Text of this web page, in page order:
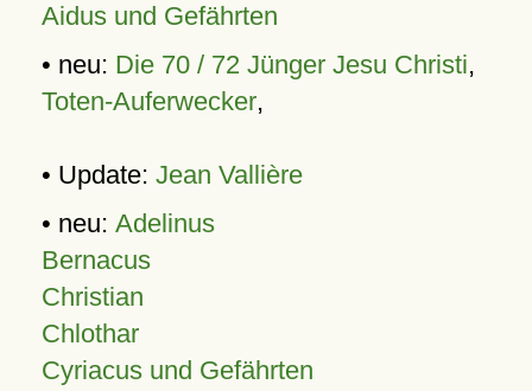
Aidus und Gefährten
• neu: Die 70 / 72 Jünger Jesu Christi,
Toten-Auferwecker,
• Update: Jean Vallière
• neu: Adelinus
Bernacus
Christian
Chlothar
Cyriacus und Gefährten